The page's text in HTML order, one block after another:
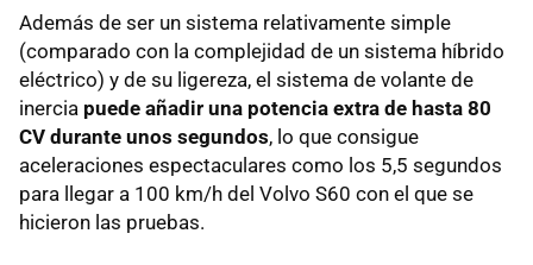
Además de ser un sistema relativamente simple
(comparado con la complejidad de un sistema híbrido
eléctrico) y de su ligereza, el sistema de volante de
inercia puede añadir una potencia extra de hasta 80
CV durante unos segundos, lo que consigue
aceleraciones espectaculares como los 5,5 segundos
para llegar a 100 km/h del Volvo S60 con el que se
hicieron las pruebas.